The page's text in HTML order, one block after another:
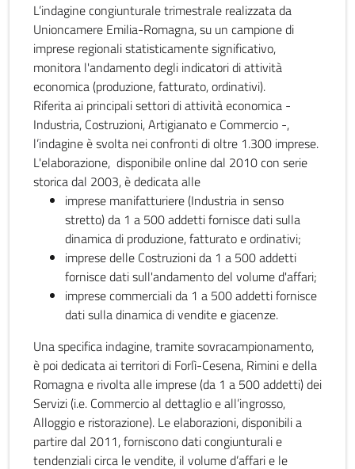
L’indagine congiunturale trimestrale realizzata da
Unioncamere Emilia-Romagna, su un campione di
imprese regionali statisticamente significativo,
monitora l'andamento degli indicatori di attività
economica (produzione, fatturato, ordinativi).
Riferita ai principali settori di attività economica -
Industria, Costruzioni, Artigianato e Commercio -,
l’indagine è svolta nei confronti di oltre 1.300 imprese.
L'elaborazione, disponibile online dal 2010 con serie
storica dal 2003, è dedicata alle
imprese manifatturiere (Industria in senso
stretto) da 1 a 500 addetti fornisce dati sulla
dinamica di produzione, fatturato e ordinativi;
imprese delle Costruzioni da 1 a 500 addetti
fornisce dati sull'andamento del volume d'affari;
imprese commerciali da 1 a 500 addetti fornisce
dati sulla dinamica di vendite e giacenze.
Una specifica indagine, tramite sovracampionamento,
è poi dedicata ai territori di Forlì-Cesena, Rimini e della
Romagna e rivolta alle imprese (da 1 a 500 addetti) dei
Servizi (i.e. Commercio al dettaglio e all’ingrosso,
Alloggio e ristorazione). Le elaborazioni, disponibili a
partire dal 2011, forniscono dati congiunturali e
tendenziali circa le vendite, il volume d’affari e le